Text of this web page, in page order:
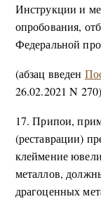
Инструкции и
опробования,
Федеральной
(абзац введен
26.02.2021 N 270)
17. Припои,
(реставрации)
клеймение
металлов,
драгоценных